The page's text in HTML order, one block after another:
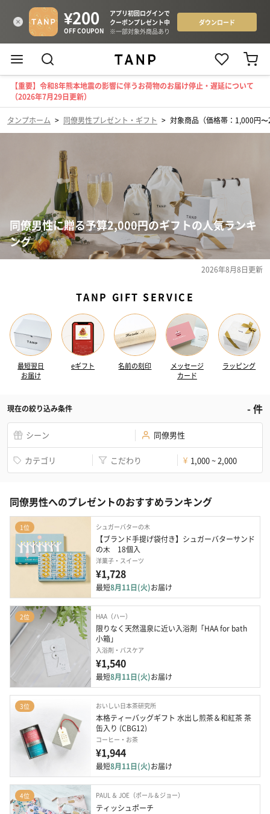
【重要】令和8年熊本地震の影響に伴うお荷物のお届け停止・遅延について
（2026年7月29日更新）
タンプホーム > 同僚男性プレゼント・ギフト > 対象商品（価格帯：1,000円
同僚男性に贈る予算2,000円のギフトの人気ランキ
ング
2026年8月8日更新
TANP GIFT SERVICE
最短翌日
お届け
eギフト 名前の刻印
メッセージ
カード
ラッピング
現在の絞り込み条件 -件
シーン 同僚男性
カテゴリ こだわり ¥ 1,000 ~ 2,000
同僚男性へのプレゼントのおすすめランキング
1位 シュガーバターの木
【ブランド手提げ袋付き】シュガーバターサンド
の⽊　18個入
洋菓子・スイーツ
¥1,728
最短8月11日(火)お届け
2位 HAA（ハー）
限りなく天然温泉に近い入浴剤「HAA for bath
小箱」
入浴剤・バスケア
¥1,540
最短8月11日(火)お届け
3位 おいしい日本茶研究所
本格ティーバッグギフト 水出し煎茶＆和紅茶 茶
缶入り (CBG12)
コーヒー・お茶
¥1,944
最短8月11日(火)お届け
4位 PAUL ＆ JOE（ポール＆ジョー）
ティッシュポーチ